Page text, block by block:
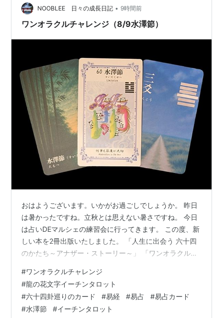
NOOBLEE 日々の成長日記 • 9時間前
ワンオラクルチャレンジ（8/9水澤節）
おはようございます。いかがお過ごしでしょうか。 昨日
は暑かったですね。立秋とは思えない暑さですね。 今日
は占いDEマルシェの練習会に行ってきます。 この度、新
しい本を2冊出版いたしました。 「人生に出会う 六十四
のかたち～アナザー・ストーリー～」 「ワンオラクルチ
もご覧頂けます。 詳しくはこちらのリンクをご覧くださ
い。 elmproject.hateblo.jp そんな一日ですが、今日もワ
ンオラクルチャレンジ、しました。 ワンオラクルチャレ
ンジも2周年になりました。 ★ワンオラクルチャレンジ
#ワンオラクルチャレンジ
#龍の花文字イーチンタロット
#六十四卦巡りのカード #易経 #易占 #易占カード
#水澤節 #イーチンタロット